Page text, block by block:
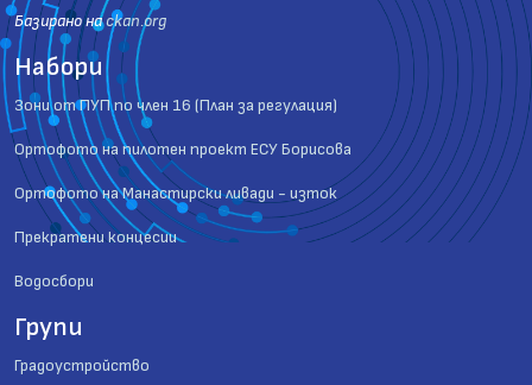
Базиранo наckan.org
Набори
Зони от ПУП по член 16 (План за регулация)
Ортофото на пилотен проект ЕСУ Борисова
Ортофото на Манастирски ливади - изток
Прекратени концесии
Водосбори
Групи
Градоустройство